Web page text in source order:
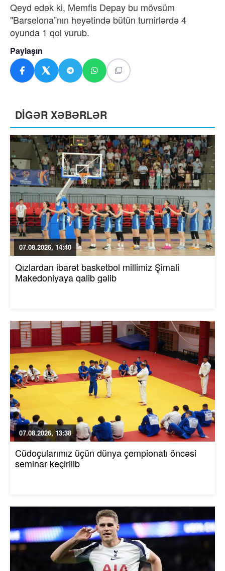
Qeyd edək ki, Memfis Depay bu mövsüm
"Barselona”nın heyətində bütün turnirlərdə 4
oyunda 1 qol vurub.
Paylaşın
DİGƏR XƏBƏRLƏR
07.08.2026, 14:40
Qızlardan ibarət basketbol millimiz Şimali
Makedoniyaya qalib gəlib
07.08.2026, 13:38
Cüdoçularımız üçün dünya çempionatı öncəsi
seminar keçirilib